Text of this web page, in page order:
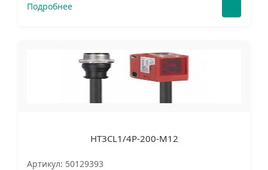
Подробнее
HT3CL1/4P-200-M12
Артикул: 50129393